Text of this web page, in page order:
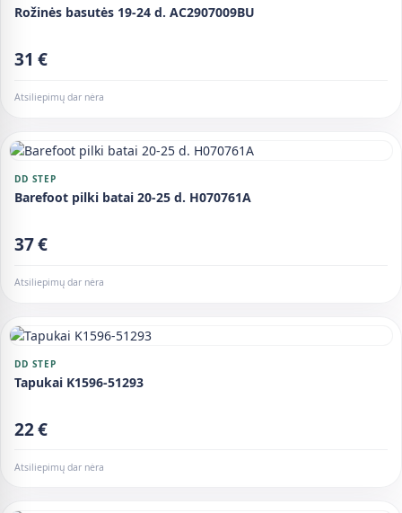
Rožinės basutės 19-24 d. AC2907009BU
31 €
Atsiliepimų dar nėra
DD STEP
Barefoot pilki batai 20-25 d. H070761A
37 €
Atsiliepimų dar nėra
DD STEP
Tapukai K1596-51293
22 €
Atsiliepimų dar nėra